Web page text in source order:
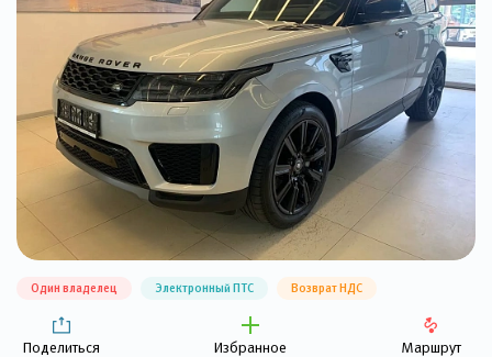
Один владелец Электронный ПТС Возврат НДС
Поделиться Избранное Маршрут